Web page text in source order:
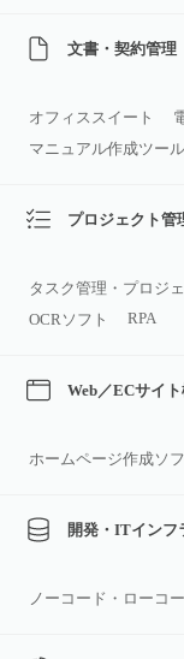
文書・契約管理
オフィススイート
マニュアル作成ツール
プロジェクト管
タスク管理・プロジ
OCRソフト
RPA
Web／ECサイ
ホームページ作成ソ
開発・ITインフ
ノーコード・ローコ